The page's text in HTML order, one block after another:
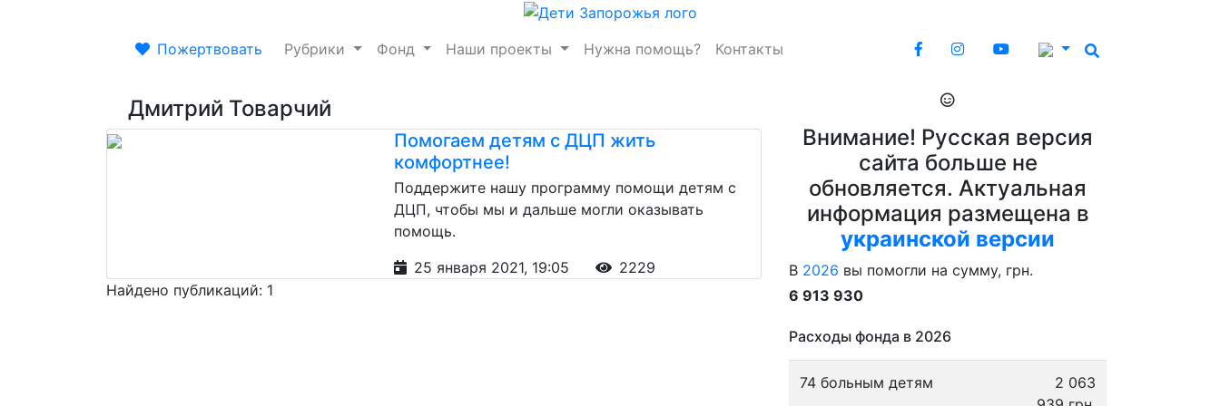
Пожертвовать Рубрики Фонд Наши проекты Нужна помощь? Контакты
Дмитрий Товарчий
Помогаем детям с ДЦП жить
комфортнее!
Поддержите нашу программу помощи детям с
ДЦП, чтобы мы и дальше могли оказывать
помощь.
25 января 2021, 19:05
2229
Найдено публикаций: 1
Внимание! Русская версия
сайта больше не
обновляется. Актуальная
информация размещена в
украинской версии
В 2026 вы помогли на сумму, грн.
6 913 930
Расходы фонда в 2026
74 больным детям
2 063